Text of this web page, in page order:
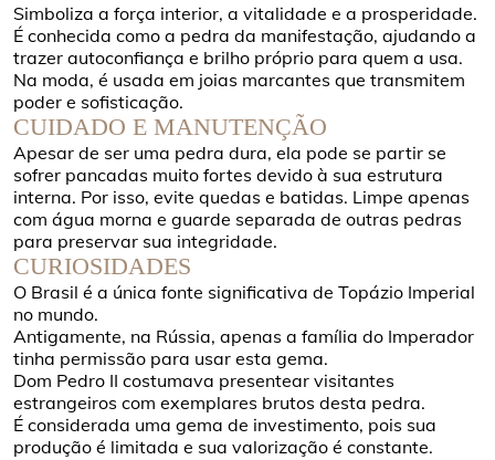
Simboliza a força interior, a vitalidade e a prosperidade.
É conhecida como a pedra da manifestação, ajudando a
trazer autoconfiança e brilho próprio para quem a usa.
Na moda, é usada em joias marcantes que transmitem
poder e sofisticação.
CUIDADO E MANUTENÇÃO
Apesar de ser uma pedra dura, ela pode se partir se
sofrer pancadas muito fortes devido à sua estrutura
interna. Por isso, evite quedas e batidas. Limpe apenas
com água morna e guarde separada de outras pedras
para preservar sua integridade.
CURIOSIDADES
O Brasil é a única fonte significativa de Topázio Imperial
no mundo.
Antigamente, na Rússia, apenas a família do Imperador
tinha permissão para usar esta gema.
Dom Pedro II costumava presentear visitantes
estrangeiros com exemplares brutos desta pedra.
É considerada uma gema de investimento, pois sua
produção é limitada e sua valorização é constante.